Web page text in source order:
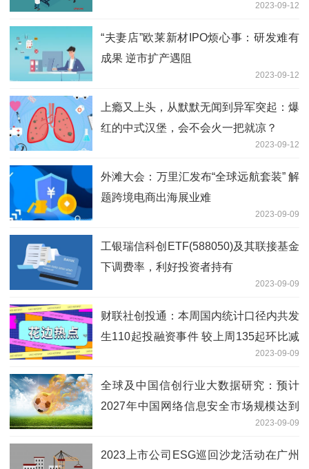
2023-09-12
“夫妻店”欧莱新材IPO烦心事：研发难有
成果 逆市扩产遇阻
2023-09-12
上瘾又上头，从默默无闻到异军突起：爆
红的中式汉堡，会不会火一把就凉？
2023-09-12
外滩大会：万里汇发布“全球远航套装” 解
题跨境电商出海展业难
2023-09-09
工银瑞信科创ETF(588050)及其联接基金
下调费率，利好投资者持有
2023-09-09
财联社创投通：本周国内统计口径内共发
生110起投融资事件 较上周135起环比减
少18.5% 集成电路领域披露的融资总额
最多
2023-09-09
全球及中国信创行业大数据研究：预计
2027年中国网络信息安全市场规模达到
2023-09-09
2023上市公司ESG巡回沙龙活动在广州